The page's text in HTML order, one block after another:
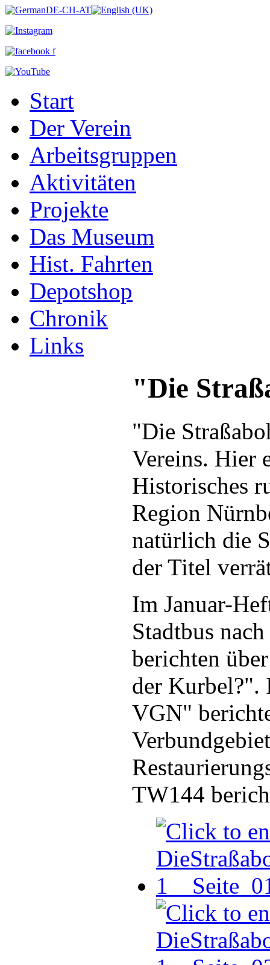
Start
Der Verein
Arbeitsgruppen
Aktivitäten
Projekte
Das Museum
Hist. Fahrten
Depotshop
Chronik
Links
"Die
"Die
Vereins. Hier
Historisches
Region
natürlich die
der Titel
Im Januar-
Stadtbus
berichten
der Kurbel?".
VGN"
TW144